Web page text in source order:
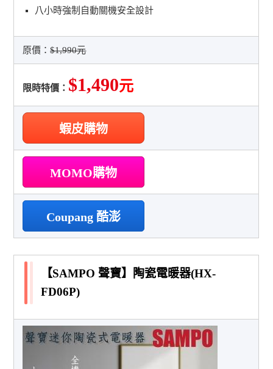
八小時強制自動關機安全設計
原價：$1,990元
限時特價： $1,490元
蝦皮購物
MOMO購物
Coupang 酷澎
【SAMPO 聲寶】陶瓷電暖器(HX-
FD06P)